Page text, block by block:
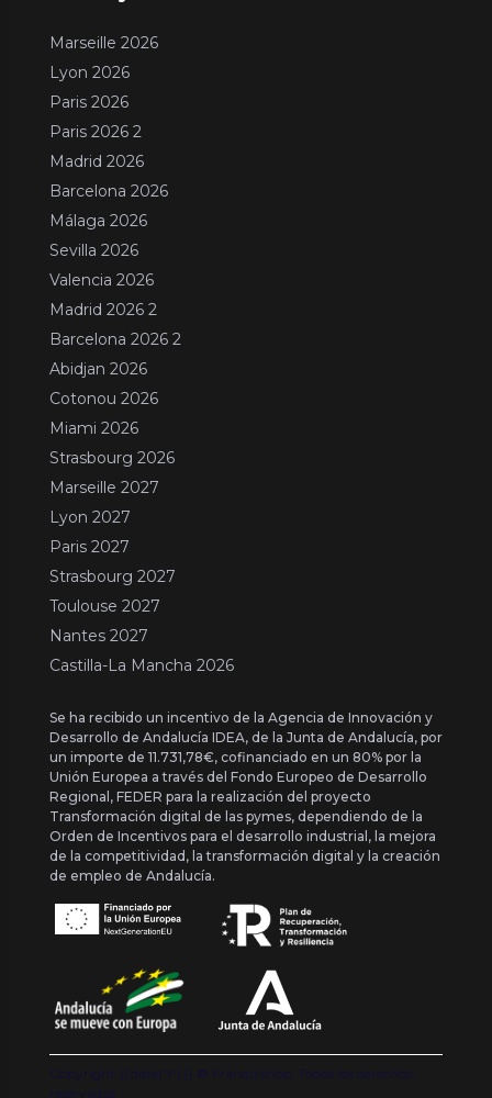
Marseille 2026
Lyon 2026
Paris 2026
Paris 2026 2
Madrid 2026
Barcelona 2026
Málaga 2026
Sevilla 2026
Valencia 2026
Madrid 2026 2
Barcelona 2026 2
Abidjan 2026
Cotonou 2026
Miami 2026
Strasbourg 2026
Marseille 2027
Lyon 2027
Paris 2027
Strasbourg 2027
Toulouse 2027
Nantes 2027
Castilla-La Mancha 2026
Se ha recibido un incentivo de la Agencia de Innovación y
Desarrollo de Andalucía IDEA, de la Junta de Andalucía, por
un importe de 11.731,78€, cofinanciado en un 80% por la
Unión Europea a través del Fondo Europeo de Desarrollo
Regional, FEDER para la realización del proyecto
Transformación digital de las pymes, dependiendo de la
Orden de Incentivos para el desarrollo industrial, la mejora
de la competitividad, la transformación digital y la creación
de empleo de Andalucía.
Copyright {{ date('Y') }} ® Franquishop. Todos los derechos
reservados